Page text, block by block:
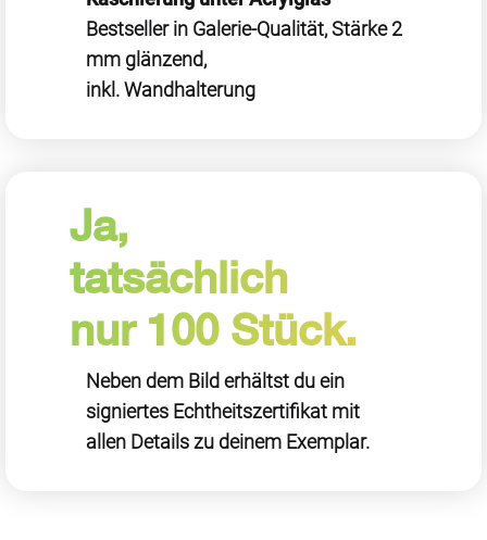
Bestseller in Galerie-Qualität, Stärke 2
mm glänzend,
inkl. Wandhalterung
Ja,
tatsächlich
nur 100 Stück.
Neben dem Bild erhältst du ein
signiertes Echtheitszertifikat mit
allen Details zu deinem Exemplar.